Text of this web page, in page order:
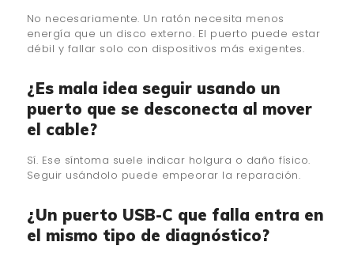
No necesariamente. Un ratón necesita menos
energía que un disco externo. El puerto puede estar
débil y fallar solo con dispositivos más exigentes.
¿Es mala idea seguir usando un
puerto que se desconecta al mover
el cable?
Sí. Ese síntoma suele indicar holgura o daño físico.
Seguir usándolo puede empeorar la reparación.
¿Un puerto USB-C que falla entra en
el mismo tipo de diagnóstico?